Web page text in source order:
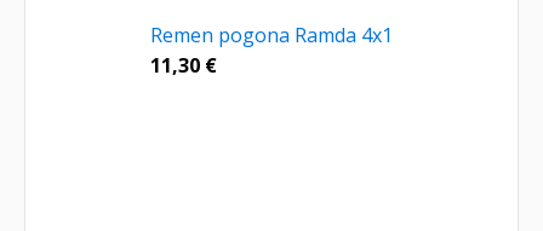
Remen pogona Ramda 4x1
11,30 €